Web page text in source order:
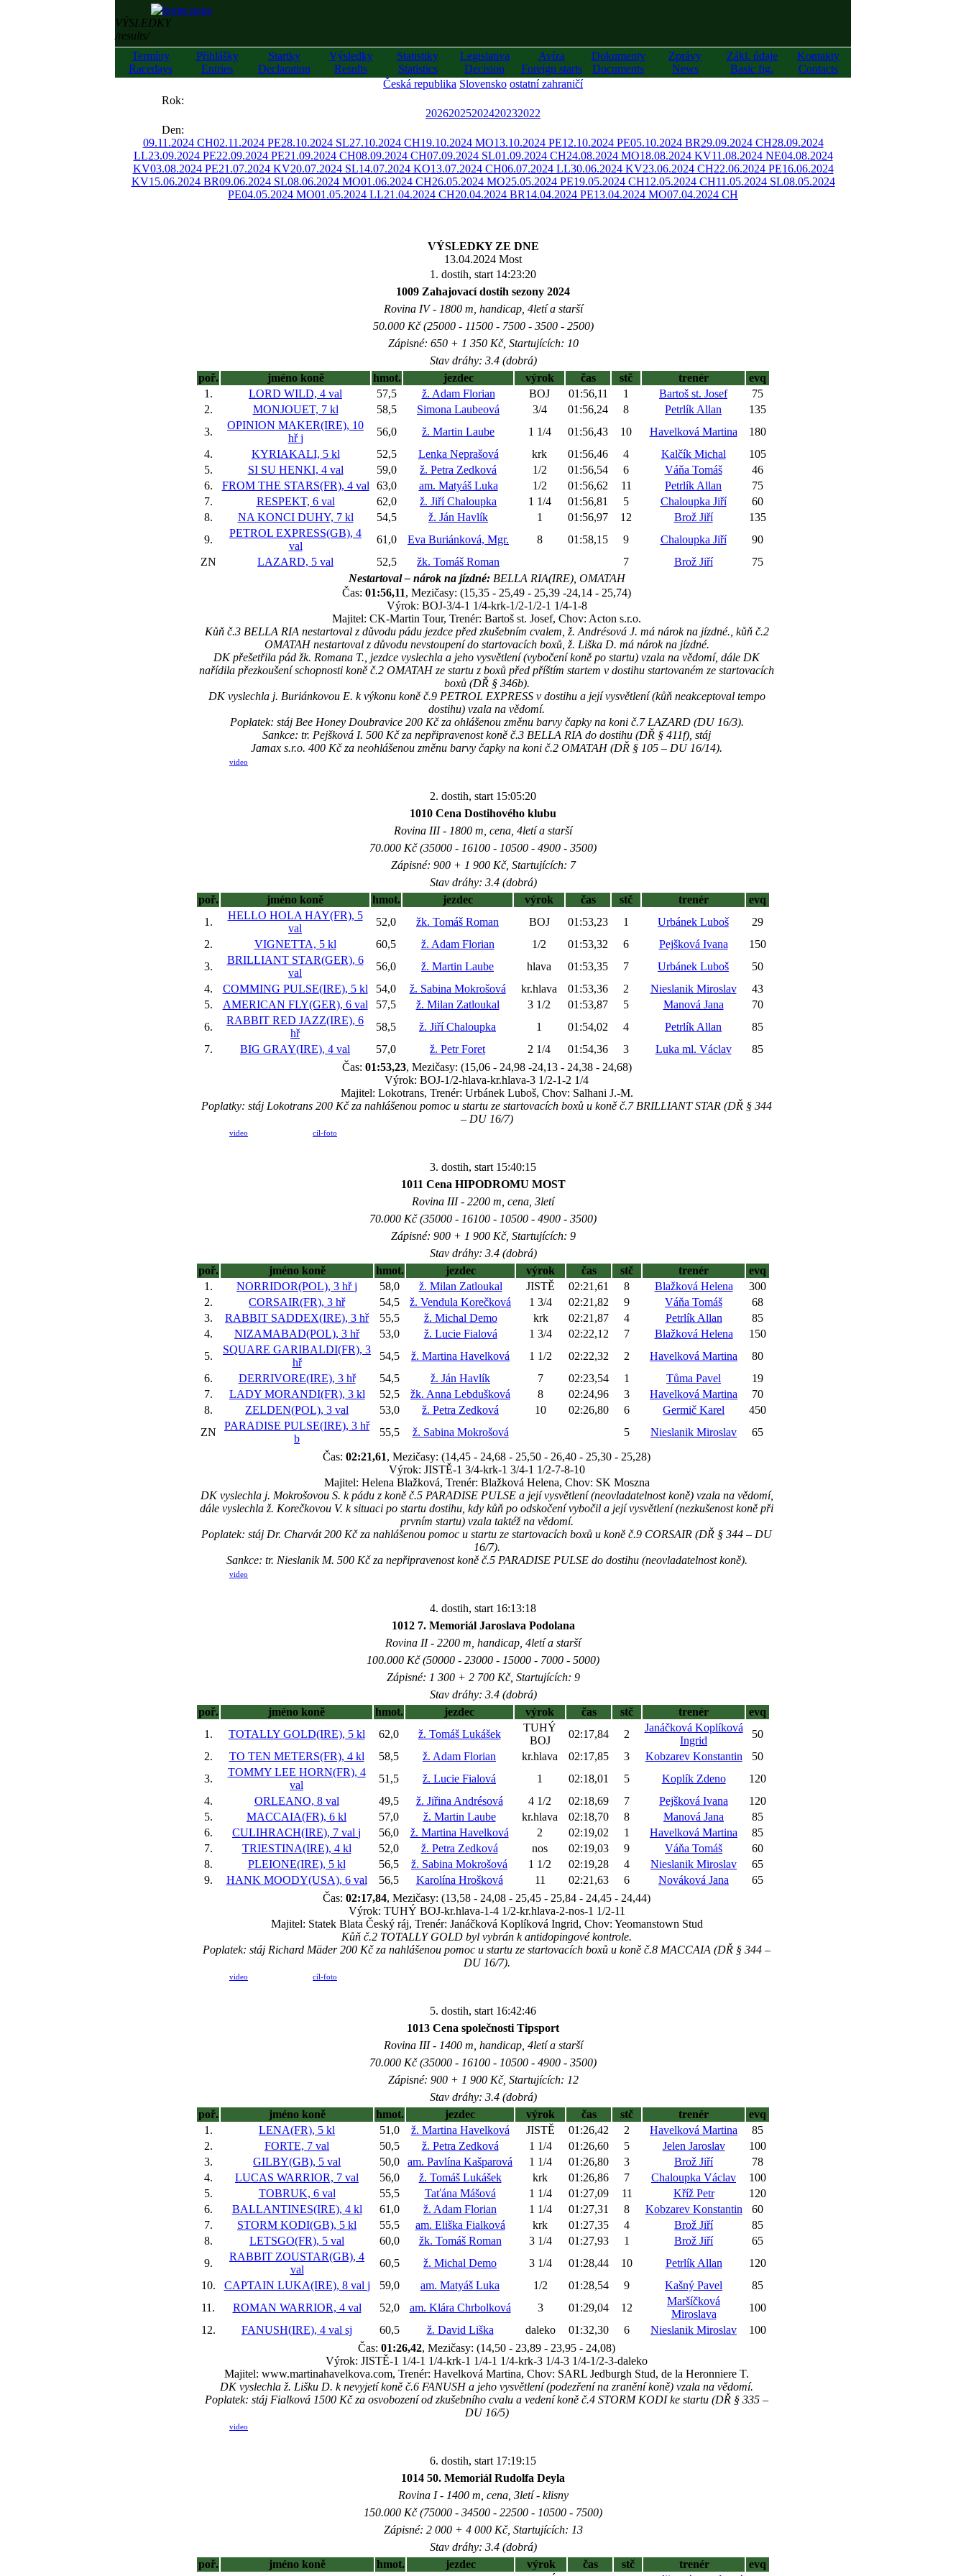
VÝSLEDKY
/results/
Termíny
Racedays
Přihlášky
Entries
Startky
Declaration
Výsledky
Results
Statistiky
Statistics
Legislativa
Decision
Avíza
Foreign starts
Dokumenty
Documents
Zprávy
News
Zákl. údaje
Basic fig.
Kontakty
Contacts
Česká republika Slovensko ostatní zahraničí
Rok:
20262025202420232022
Den:
09.11.2024 CH02.11.2024 PE28.10.2024 SL27.10.2024 CH19.10.2024 MO13.10.2024 PE12.10.2024 PE05.10.2024 BR29.09.2024 CH28.09.2024
LL23.09.2024 PE22.09.2024 PE21.09.2024 CH08.09.2024 CH07.09.2024 SL01.09.2024 CH24.08.2024 MO18.08.2024 KV11.08.2024 NE04.08.2024
KV03.08.2024 PE21.07.2024 KV20.07.2024 SL14.07.2024 KO13.07.2024 CH06.07.2024 LL30.06.2024 KV23.06.2024 CH22.06.2024 PE16.06.2024
KV15.06.2024 BR09.06.2024 SL08.06.2024 MO01.06.2024 CH26.05.2024 MO25.05.2024 PE19.05.2024 CH12.05.2024 CH11.05.2024 SL08.05.2024
PE04.05.2024 MO01.05.2024 LL21.04.2024 CH20.04.2024 BR14.04.2024 PE13.04.2024 MO07.04.2024 CH
VÝSLEDKY ZE DNE
13.04.2024 Most
1. dostih, start 14:23:20
1009 Zahajovací dostih sezony 2024
Rovina IV - 1800 m, handicap, 4letí a starší
50.000 Kč (25000 - 11500 - 7500 - 3500 - 2500)
Zápisné: 650 + 1 350 Kč, Startujících: 10
Stav dráhy: 3.4 (dobrá)
poř.
jméno koně hmot. jezdec výrok čas stč trenér
evq
1.
LORD WILD, 4 val 57,5 ž. Adam Florian BOJ 01:56,11 1 Bartoš st. Josef
75
2.
MONJOUET, 7 kl 58,5 Simona Laubeová 3/4 01:56,24 8 Petrlík Allan
135
3.
OPINION MAKER(IRE), 10
hřj
56,0 ž. Martin Laube 1 1/4 01:56,43 10 Havelková Martina
180
4.
KYRIAKALI, 5 kl 52,5 Lenka Neprašová krk 01:56,46 4 Kalčík Michal
105
5.
SI SU HENKI, 4 val 59,0 ž. Petra Zedková 1/2 01:56,54 6 Váňa Tomáš
46
6.
FROM THE STARS(FR), 4 val 63,0 am. Matyáš Luka 1/2 01:56,62 11 Petrlík Allan
75
7.
RESPEKT, 6 val 62,0 ž. Jiří Chaloupka 1 1/4 01:56,81 5 Chaloupka Jiří
60
8.
NA KONCI DUHY, 7 kl 54,5 ž. Ján Havlík 1 01:56,97 12 Brož Jiří
135
9.
PETROL EXPRESS(GB), 4
val
61,0 Eva Buriánková, Mgr. 8 01:58,15 9 Chaloupka Jiří
90
ZN
LAZARD, 5 val 52,5 žk. Tomáš Roman 7 Brož Jiří
75
Nestartoval – nárok na jízdné:BELLA RIA(IRE), OMATAH
Čas: 01:56,11, Mezičasy: (15,35 - 25,49 - 25,39 -24,14 - 25,74)
Výrok: BOJ-3/4-1 1/4-krk-1/2-1/2-1 1/4-1-8
Majitel: CK-Martin Tour, Trenér: Bartoš st. Josef, Chov: Acton s.r.o.
Kůň č.3 BELLA RIA nestartoval z důvodu pádu jezdce před zkušebním cvalem, ž. Andrésová J. má nárok na jízdné., kůň č.2
OMATAH nestartoval z důvodu nevstoupení do startovacích boxů, ž. Liška D. má nárok na jízdné.
DK přešetřila pád žk. Romana T., jezdce vyslechla a jeho vysvětlení (vybočení koně po startu) vzala na vědomí, dále DK
nařídila přezkoušení schopnosti koně č.2 OMATAH ze startu z boxů před příštím startem v dostihu startovaném ze startovacích
boxů (DŘ § 346b).
DK vyslechla j. Buriánkovou E. k výkonu koně č.9 PETROL EXPRESS v dostihu a její vysvětlení (kůň neakceptoval tempo
dostihu) vzala na vědomí.
Poplatek: stáj Bee Honey Doubravice 200 Kč za ohlášenou změnu barvy čapky na koni č.7 LAZARD (DU 16/3).
Sankce: tr. Pejšková I. 500 Kč za nepřipravenost koně č.3 BELLA RIA do dostihu (DŘ § 411f), stáj
Jamax s.r.o. 400 Kč za neohlášenou změnu barvy čapky na koni č.2 OMATAH (DŘ § 105 – DU 16/14).
video
2. dostih, start 15:05:20
1010 Cena Dostihového klubu
Rovina III - 1800 m, cena, 4letí a starší
70.000 Kč (35000 - 16100 - 10500 - 4900 - 3500)
Zápisné: 900 + 1 900 Kč, Startujících: 7
Stav dráhy: 3.4 (dobrá)
poř.
jméno koně hmot. jezdec výrok čas stč trenér
evq
1.
HELLO HOLA HAY(FR), 5
val
52,0 žk. Tomáš Roman BOJ 01:53,23 1 Urbánek Luboš
29
2.
VIGNETTA, 5 kl 60,5 ž. Adam Florian 1/2 01:53,32 6 Pejšková Ivana
150
3.
BRILLIANT STAR(GER), 6
val
56,0 ž. Martin Laube hlava 01:53,35 7 Urbánek Luboš
50
4.
COMMING PULSE(IRE), 5 kl 54,0 ž. Sabina Mokrošová kr.hlava 01:53,36 2 Nieslanik Miroslav
43
5.
AMERICAN FLY(GER), 6 val 57,5 ž. Milan Zatloukal 3 1/2 01:53,87 5 Manová Jana
70
6.
RABBIT RED JAZZ(IRE), 6
hř
58,5 ž. Jiří Chaloupka 1 01:54,02 4 Petrlík Allan
85
7.
BIG GRAY(IRE), 4 val 57,0 ž. Petr Foret 2 1/4 01:54,36 3 Luka ml. Václav
85
Čas: 01:53,23, Mezičasy: (15,06 - 24,98 -24,13 - 24,38 - 24,68)
Výrok: BOJ-1/2-hlava-kr.hlava-3 1/2-1-2 1/4
Majitel: Lokotrans, Trenér: Urbánek Luboš, Chov: Salhani J.-M.
Poplatky: stáj Lokotrans 200 Kč za nahlášenou pomoc u startu ze startovacích boxů u koně č.7 BRILLIANT STAR (DŘ § 344
– DU 16/7)
video cíl-foto
3. dostih, start 15:40:15
1011 Cena HIPODROMU MOST
Rovina III - 2200 m, cena, 3letí
70.000 Kč (35000 - 16100 - 10500 - 4900 - 3500)
Zápisné: 900 + 1 900 Kč, Startujících: 9
Stav dráhy: 3.4 (dobrá)
poř.
jméno koně hmot. jezdec výrok čas stč trenér
evq
1.
NORRIDOR(POL), 3 hřj 58,0 ž. Milan Zatloukal JISTĚ 02:21,61 8 Blažková Helena
300
2.
CORSAIR(FR), 3 hř 54,5 ž. Vendula Korečková 1 3/4 02:21,82 9 Váňa Tomáš
68
3.
RABBIT SADDEX(IRE), 3 hř 55,5 ž. Michal Demo krk 02:21,87 4 Petrlík Allan
85
4.
NIZAMABAD(POL), 3 hř 53,0 ž. Lucie Fialová 1 3/4 02:22,12 7 Blažková Helena
150
5.
SQUARE GARIBALDI(FR), 3
hř
54,5 ž. Martina Havelková 1 1/2 02:22,32 2 Havelková Martina
80
6.
DERRIVORE(IRE), 3 hř 54,5 ž. Ján Havlík 7 02:23,54 1 Tůma Pavel
19
7.
LADY MORANDI(FR), 3 kl 52,5 žk. Anna Lebdušková 8 02:24,96 3 Havelková Martina
70
8.
ZELDEN(POL), 3 val 53,0 ž. Petra Zedková 10 02:26,80 6 Germič Karel
450
ZN
PARADISE PULSE(IRE), 3 hř
b
55,5 ž. Sabina Mokrošová 5 Nieslanik Miroslav
65
Čas: 02:21,61, Mezičasy: (14,45 - 24,68 - 25,50 - 26,40 - 25,30 - 25,28)
Výrok: JISTĚ-1 3/4-krk-1 3/4-1 1/2-7-8-10
Majitel: Helena Blažková, Trenér: Blažková Helena, Chov: SK Moszna
DK vyslechla j. Mokrošovou S. k pádu z koně č.5 PARADISE PULSE a její vysvětlení (neovladatelnost koně) vzala na vědomí,
dále vyslechla ž. Korečkovou V. k situaci po startu dostihu, kdy kůň po odskočení vybočil a její vysvětlení (nezkušenost koně při
prvním startu) vzala taktéž na vědomí.
Poplatek: stáj Dr. Charvát 200 Kč za nahlášenou pomoc u startu ze startovacích boxů u koně č.9 CORSAIR (DŘ § 344 – DU
16/7).
Sankce: tr. Nieslanik M. 500 Kč za nepřipravenost koně č.5 PARADISE PULSE do dostihu (neovladatelnost koně).
video
4. dostih, start 16:13:18
1012 7. Memoriál Jaroslava Podolana
Rovina II - 2200 m, handicap, 4letí a starší
100.000 Kč (50000 - 23000 - 15000 - 7000 - 5000)
Zápisné: 1 300 + 2 700 Kč, Startujících: 9
Stav dráhy: 3.4 (dobrá)
poř.
jméno koně hmot. jezdec výrok čas stč trenér
evq
1.
TOTALLY GOLD(IRE), 5 kl 62,0 ž. Tomáš Lukášek
TUHÝ
BOJ
02:17,84 2
Janáčková Koplíková
Ingrid
50
2.
TO TEN METERS(FR), 4 kl 58,5 ž. Adam Florian kr.hlava 02:17,85 3 Kobzarev Konstantin
50
3.
TOMMY LEE HORN(FR), 4
val
51,5 ž. Lucie Fialová 1 02:18,01 5 Koplík Zdeno
120
4.
ORLEANO, 8 val 49,5 ž. Jiřina Andrésová 4 1/2 02:18,69 7 Pejšková Ivana
120
5.
MACCAIA(FR), 6 kl 57,0 ž. Martin Laube kr.hlava 02:18,70 8 Manová Jana
85
6.
CULIHRACH(IRE), 7 val j 56,0 ž. Martina Havelková 2 02:19,02 1 Havelková Martina
85
7.
TRIESTINA(IRE), 4 kl 52,0 ž. Petra Zedková nos 02:19,03 9 Váňa Tomáš
60
8.
PLEIONE(IRE), 5 kl 56,5 ž. Sabina Mokrošová 1 1/2 02:19,28 4 Nieslanik Miroslav
65
9.
HANK MOODY(USA), 6 val 56,5 Karolína Hrošková 11 02:21,63 6 Nováková Jana
65
Čas: 02:17,84, Mezičasy: (13,58 - 24,08 - 25,45 - 25,84 - 24,45 - 24,44)
Výrok: TUHÝ BOJ-kr.hlava-1-4 1/2-kr.hlava-2-nos-1 1/2-11
Majitel: Statek Blata Český ráj, Trenér: Janáčková Koplíková Ingrid, Chov: Yeomanstown Stud
Kůň č.2 TOTALLY GOLD byl vybrán k antidopingové kontrole.
Poplatek: stáj Richard Mäder 200 Kč za nahlášenou pomoc u startu ze startovacích boxů u koně č.8 MACCAIA (DŘ § 344 –
DU 16/7).
video cíl-foto
5. dostih, start 16:42:46
1013 Cena společnosti Tipsport
Rovina III - 1400 m, handicap, 4letí a starší
70.000 Kč (35000 - 16100 - 10500 - 4900 - 3500)
Zápisné: 900 + 1 900 Kč, Startujících: 12
Stav dráhy: 3.4 (dobrá)
poř.
jméno koně hmot. jezdec výrok čas stč trenér
evq
1.
LENA(FR), 5 kl 51,0 ž. Martina Havelková JISTĚ 01:26,42 2 Havelková Martina
85
2.
FORTE, 7 val 50,5 ž. Petra Zedková 1 1/4 01:26,60 5 Jelen Jaroslav
100
3.
GILBY(GB), 5 val 50,0 am. Pavlína Kašparová 1 1/4 01:26,80 3 Brož Jiří
78
4.
LUCAS WARRIOR, 7 val 56,0 ž. Tomáš Lukášek krk 01:26,86 7 Chaloupka Václav
100
5.
TOBRUK, 6 val 55,5 Taťána Mášová 1 1/4 01:27,09 11 Kříž Petr
120
6.
BALLANTINES(IRE), 4 kl 61,0 ž. Adam Florian 1 1/4 01:27,31 8 Kobzarev Konstantin
60
7.
STORM KODI(GB), 5 kl 55,5 am. Eliška Fialková krk 01:27,35 4 Brož Jiří
85
8.
LETSGO(FR), 5 val 60,0 žk. Tomáš Roman 3 1/4 01:27,93 1 Brož Jiří
65
9.
RABBIT ZOUSTAR(GB), 4
val
60,5 ž. Michal Demo 3 1/4 01:28,44 10 Petrlík Allan
120
10.
CAPTAIN LUKA(IRE), 8 val j 59,0 am. Matyáš Luka 1/2 01:28,54 9 Kašný Pavel
85
11.
ROMAN WARRIOR, 4 val 52,0 am. Klára Chrbolková 3 01:29,04 12
Maršíčková
Miroslava
100
12.
FANUSH(IRE), 4 val sj 60,5 ž. David Liška daleko 01:32,30 6 Nieslanik Miroslav
100
Čas: 01:26,42, Mezičasy: (14,50 - 23,89 - 23,95 - 24,08)
Výrok: JISTĚ-1 1/4-1 1/4-krk-1 1/4-1 1/4-krk-3 1/4-3 1/4-1/2-3-daleko
Majitel: www.martinahavelkova.com, Trenér: Havelková Martina, Chov: SARL Jedburgh Stud, de la Heronniere T.
DK vyslechla ž. Lišku D. k nevyjetí koně č.6 FANUSH a jeho vysvětlení (podezření na zranění koně) vzala na vědomí.
Poplatek: stáj Fialková 1500 Kč za osvobození od zkušebního cvalu a vedení koně č.4 STORM KODI ke startu (DŘ § 335 –
DU 16/5)
video
6. dostih, start 17:19:15
1014 50. Memoriál Rudolfa Deyla
Rovina I - 1400 m, cena, 3letí - klisny
150.000 Kč (75000 - 34500 - 22500 - 10500 - 7500)
Zápisné: 2 000 + 4 000 Kč, Startujících: 13
Stav dráhy: 3.4 (dobrá)
poř.
jméno koně hmot. jezdec výrok čas stč trenér
evq